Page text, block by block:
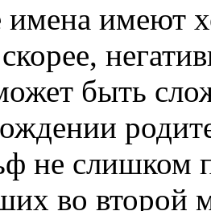
имена имеют
быть
не слишком
во второй